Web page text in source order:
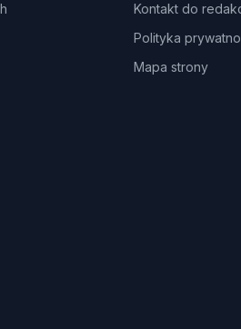
Kontakt do
Polityka
Mapa strony